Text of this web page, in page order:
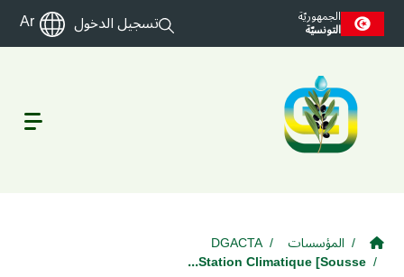
Skip to main
الجمهوريّة
التونسيّة تسجيل الدخول Ar
المؤسسات DGACTA
Station Climatique [Sousse...